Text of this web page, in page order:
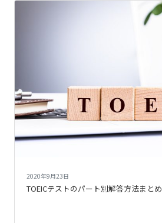
2020年9月23日
TOEICテストのパート別解答方法まとめ